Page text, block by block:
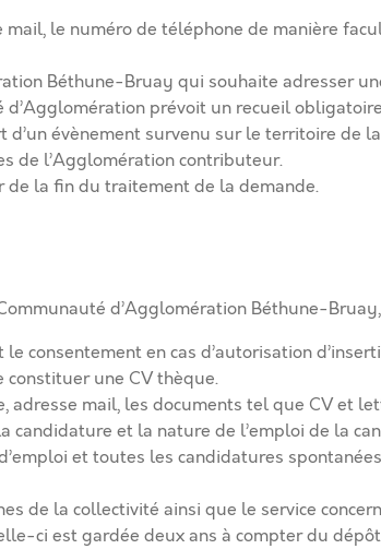
mail, le numéro de téléphone de manière
Béthune-Bruay qui souhaite adresser
prévoit un recueil
évènement survenu sur le territoire de
de l’Agglomération contributeur.
de la fin du traitement de la demande.
d’Agglomération Béthune-
en cas d’autorisation
une CV thèque.
adresse mail, les documents tel que CV et
et la nature de l’emploi de la
et toutes les candidatures
de la collectivité ainsi que le service
ci est gardée deux ans à compter du